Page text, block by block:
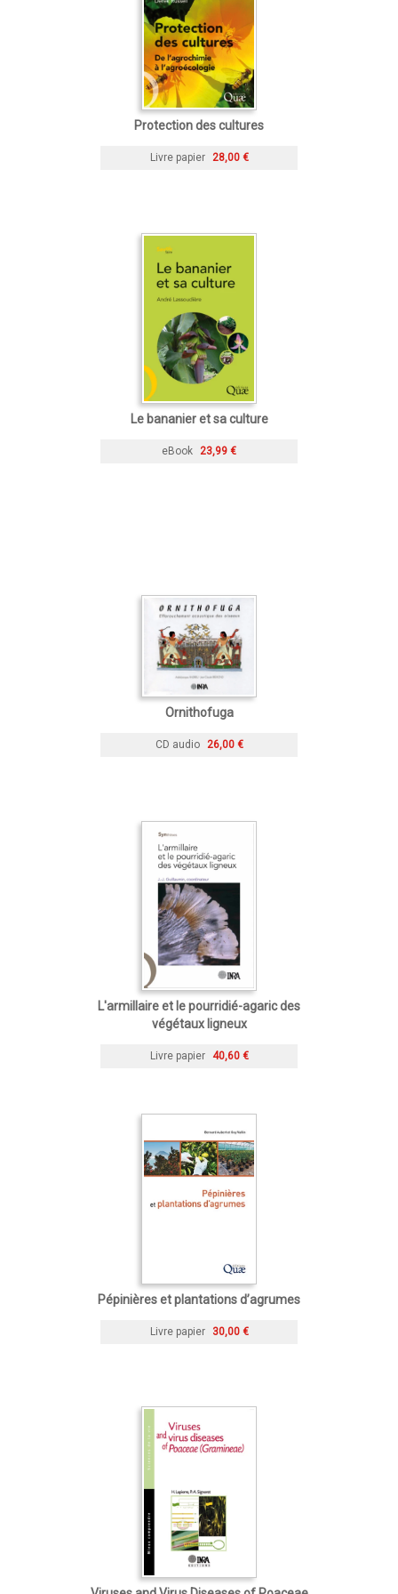
Protection des cultures
Livre papier 28,00 €
Le bananier et sa culture
eBook 23,99 €
Ornithofuga
CD audio 26,00 €
L'armillaire et le pourridié-agaric des
végétaux ligneux
Livre papier 40,60 €
Pépinières et plantations d’agrumes
Livre papier 30,00 €